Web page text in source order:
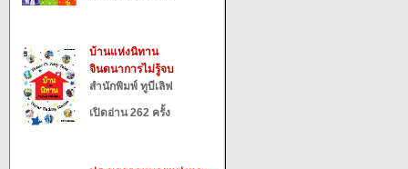
บ้านแห่งนิทาน
จินตนาการไม่รู้จบ
สำนักพิมพ์ ทูบีเลิฟ
เปิดอ่าน 262 ครั้ง